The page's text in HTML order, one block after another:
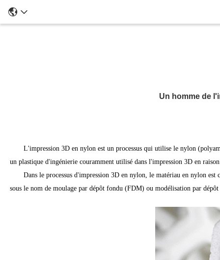
Un homme de
L'impression 3D en nylon est un processus qui utilise le nylon
un plastique d'ingénierie couramment utilisé dans l'impression 3D en
Dans le processus d'impression 3D en nylon, le matériau en nylon
sous le nom de moulage par dépôt fondu (FDM) ou modélisation par